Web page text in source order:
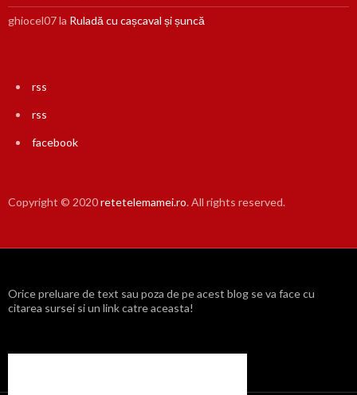
ghiocel07la Ruladă cu cașcaval și șuncă
rss
rss
facebook
Copyright © 2020retetelemamei.ro. All rights reserved.
Orice preluare de text sau poza de pe acest blog se va face cu
citarea sursei si un link catre aceasta!